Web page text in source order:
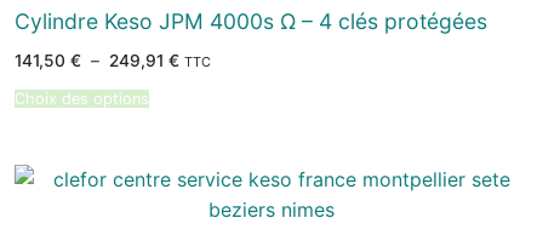
Cylindre Keso JPM 4000s Ω – 4 clés protégées
141,50 € – 249,91 €Plage
TTC
Choix des options